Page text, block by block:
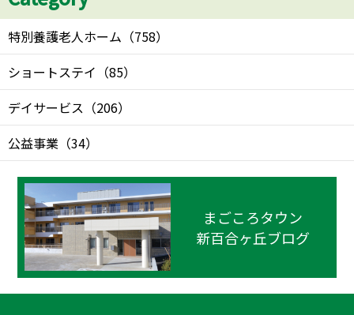
特別養護老人ホーム （758）
ショートステイ （85）
デイサービス （206）
公益事業 （34）
まごころタウン
新百合ヶ丘ブログ